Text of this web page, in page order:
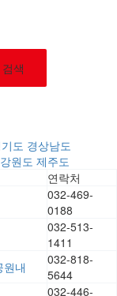
검색
도 경상남도
강원도 제주도
연락처
032-469-
0188
032-513-
1411
내
032-818-
5644
032-446-